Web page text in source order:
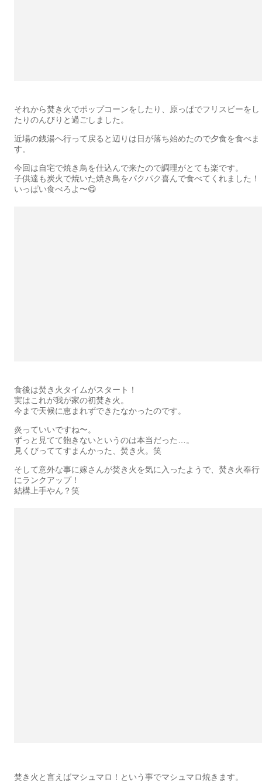
それから焚き火でポップコーンをしたり、原っぱでフリスビーをし
たりのんびりと過ごしました。
近場の銭湯へ行って戻ると辺りは日が落ち始めたので夕食を食べま
す。
今回は自宅で焼き鳥を仕込んで来たので調理がとても楽です。
子供達も炭火で焼いた焼き鳥をパクパク喜んで食べてくれました！
いっぱい食べろよ〜😋
食後は焚き火タイムがスタート！
実はこれが我が家の初焚き火。
今まで天候に恵まれずできたなかったのです。
炎っていいですね〜。
ずっと見てて飽きないというのは本当だった…。
見くびっててすまんかった、焚き火。笑
そして意外な事に嫁さんが焚き火を気に入ったようで、焚き火奉行
にランクアップ！
結構上手やん？笑
焚き火と言えばマシュマロ！という事でマシュマロ焼きます。